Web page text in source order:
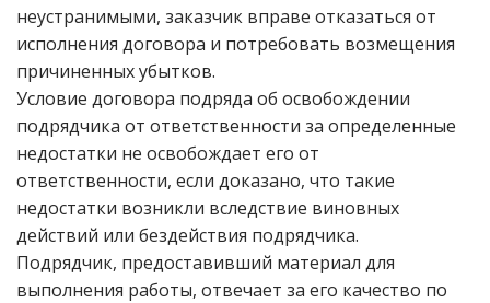
неустранимыми, заказчик вправе отказаться от
исполнения договора и потребовать возмещения
причиненных убытков.
Условие договора подряда об освобождении
подрядчика от ответственности за определенные
недостатки не освобождает его от
ответственности, если доказано, что такие
недостатки возникли вследствие виновных
действий или бездействия подрядчика.
Подрядчик, предоставивший материал для
выполнения работы, отвечает за его качество по